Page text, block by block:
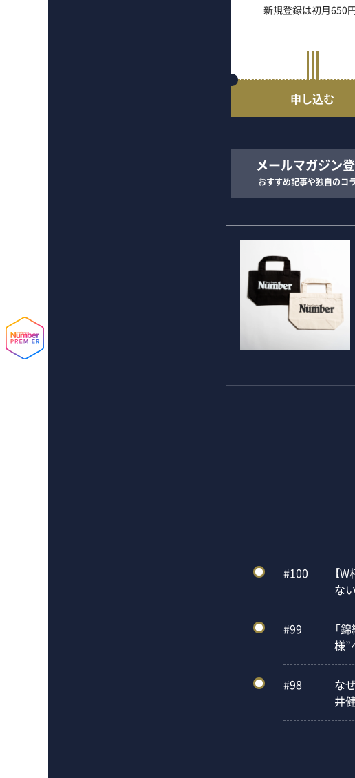
新規登録は初月650円
申し込む
メールマガジン登
おすすめ記事や独自のコ
#100
【
な
#99
「
様”
#98
な
井